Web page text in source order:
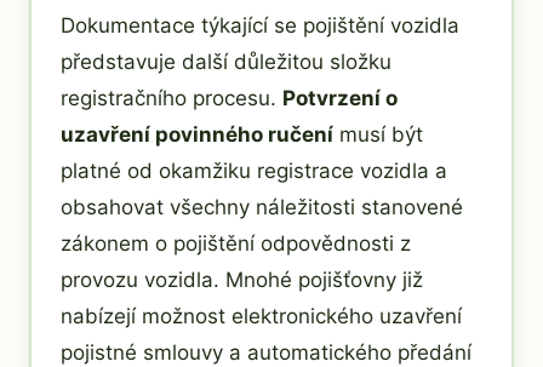
Dokumentace týkající se pojištění vozidla
představuje další důležitou složku
registračního procesu. Potvrzení o
uzavření povinného ručení musí být
platné od okamžiku registrace vozidla a
obsahovat všechny náležitosti stanovené
zákonem o pojištění odpovědnosti z
provozu vozidla. Mnohé pojišťovny již
nabízejí možnost elektronického uzavření
pojistné smlouvy a automatického předání